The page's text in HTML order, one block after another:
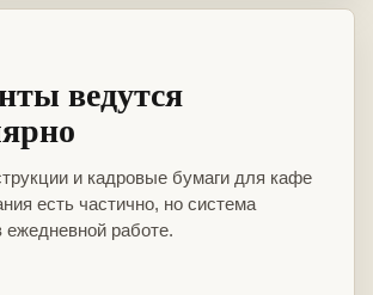
ведутся
и кадровые бумаги для кафе
есть частично, но система
ежедневной работе.